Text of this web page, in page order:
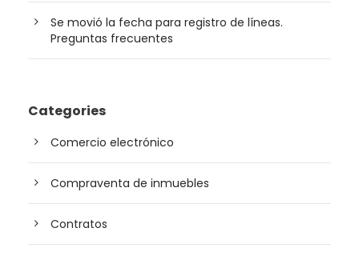
Se movió la fecha para registro de líneas.
Preguntas frecuentes
Categories
Comercio electrónico
Compraventa de inmuebles
Contratos